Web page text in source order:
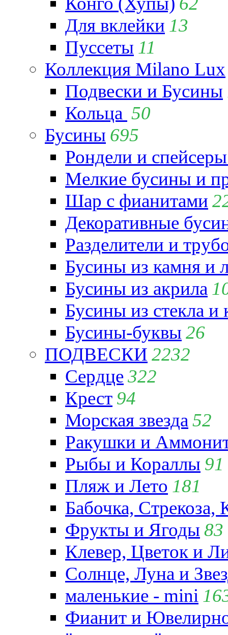
Для вклейки 13
Пуссеты 11
Коллекция Milano Lux
Подвески и Бусины
Кольца 50
Бусины 695
Рондели и
Мелкие бусины и
Шар с фианитами
Декоративные
Разделители и
Бусины из камня и
Бусины из акрила
Бусины из стекла и
Бусины-буквы 26
ПОДВЕСКИ 2232
Сердце322
Крест 94
Морская звезда 52
Ракушки и
Рыбы и Кораллы 91
Пляж и Лето 181
Бабочка,
Фрукты и Ягоды 83
Клевер, Цветок и
Солнце, Луна и
маленькие - mini
Фианит и